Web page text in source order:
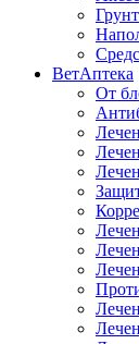
Грунт
ВетАптека
От